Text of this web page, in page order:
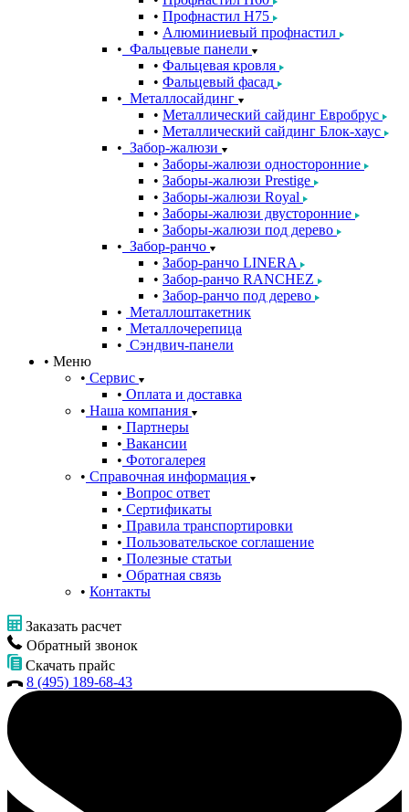
Профнастил Н75
Алюминиевый профнастил
Фальцевые панели
Фальцевая кровля
Фальцевый фасад
Металлосайдинг
Металлический сайдинг Евробрус
Металлический сайдинг Блок-хаус
Забор-жалюзи
Заборы-жалюзи односторонние
Заборы-жалюзи Prestige
Заборы-жалюзи Royal
Заборы-жалюзи двусторонние
Заборы-жалюзи под дерево
Забор-ранчо
Забор-ранчо LINERA
Забор-ранчо RANCHEZ
Забор-ранчо под дерево
Металлоштакетник
Металлочерепица
Сэндвич-панели
Меню
Сервис
Оплата и доставка
Наша компания
Партнеры
Вакансии
Фотогалерея
Справочная информация
Вопрос ответ
Сертификаты
Правила транспортировки
Пользовательское соглашение
Полезные статьи
Обратная связь
Контакты
Заказать расчет
Обратный звонок
Скачать прайс
8 (495) 189-68-43